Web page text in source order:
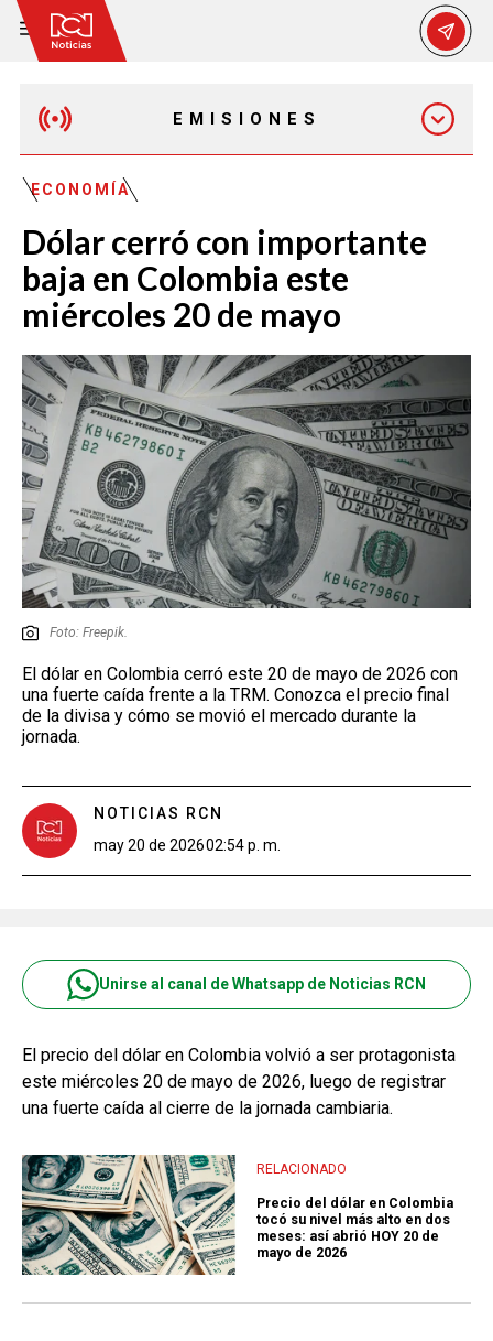
EMISIONES
EMISIÓN 12:30 PM
EMISIÓN 7:00 PM
EMISIÓN 11:30 PM
ECONOMÍA
Dólar cerró con importante
baja en Colombia este
miércoles 20 de mayo
Foto: Freepik.
El dólar en Colombia cerró este 20 de mayo de 2026 con
una fuerte caída frente a la TRM. Conozca el precio final
de la divisa y cómo se movió el mercado durante la
jornada.
NOTICIAS RCN
may 20 de 202602:54 p. m.
Unirse al canal de Whatsapp de Noticias RCN
El precio del dólar en Colombia volvió a ser protagonista
este miércoles 20 de mayo de 2026, luego de registrar
una fuerte caída al cierre de la jornada cambiaria.
RELACIONADO
Precio del dólar en Colombia
tocó su nivel más alto en dos
meses: así abrió HOY 20 de
mayo de 2026